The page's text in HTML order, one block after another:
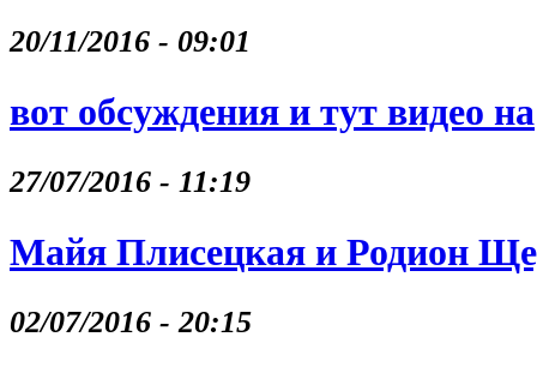
20/11/2016 - 09:01
вот обсуждения и тут видео на
27/07/2016 - 11:19
Майя Плисецкая и Родион
02/07/2016 - 20:15